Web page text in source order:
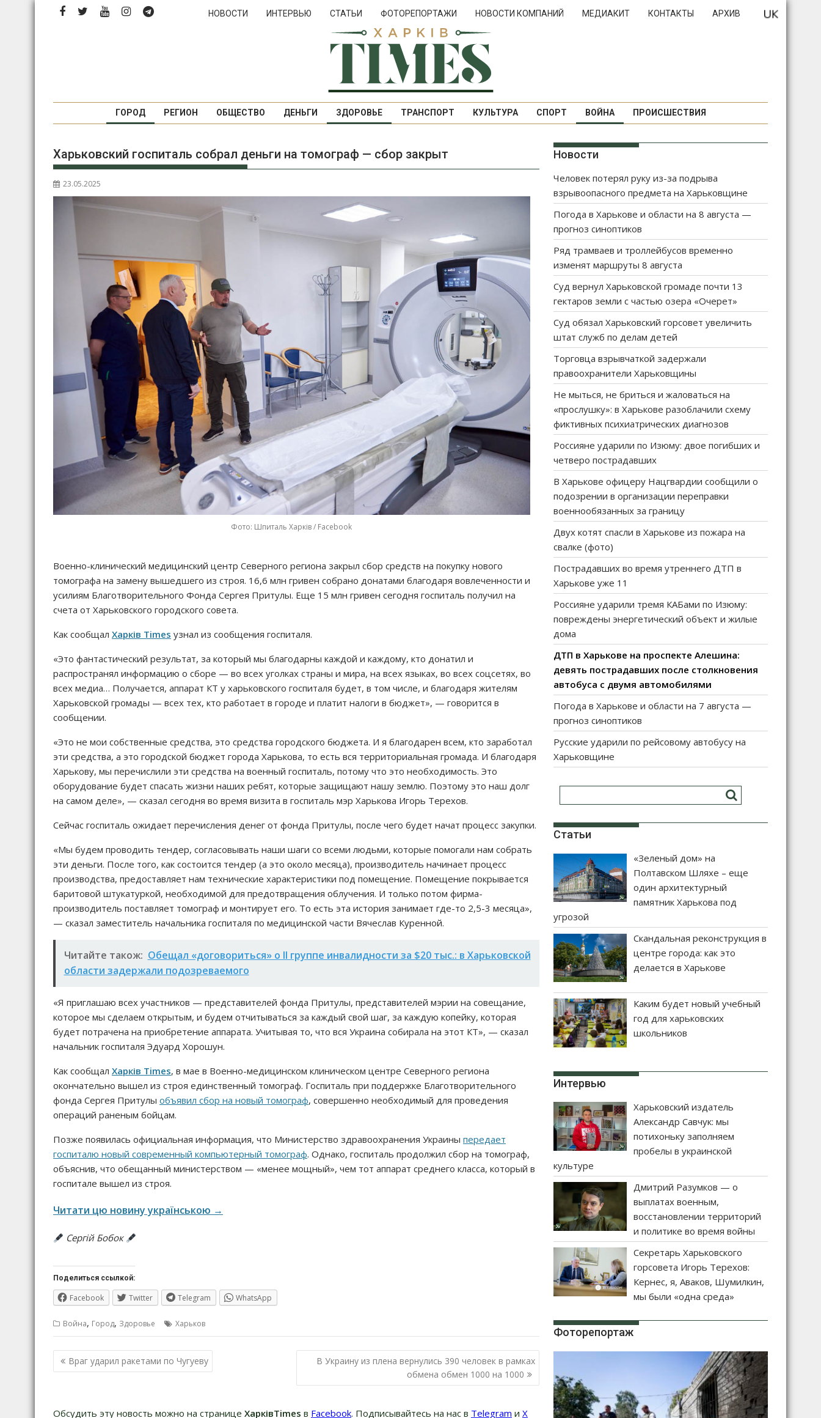
Перейти
НОВОСТИ ИНТЕРВЬЮ СТАТЬИ ФОТОРЕПОРТАЖИ НОВОСТИ КОМПАНИЙ МЕДИАКИТ КОНТАКТЫ АРХИВ
ГОРОД РЕГИОН ОБЩЕСТВО ДЕНЬГИ ЗДОРОВЬЕ ТРАНСПОРТ КУЛЬТУРА СПОРТ ВОЙНА ПРОИСШЕСТВИЯ
Харьковский госпиталь собрал деньги на томограф — сбор закрыт
23.05.2025
Фото: Шпиталь Харків / Facebook
Военно-клинический медицинский центр Северного региона закрыл сбор средств на покупку нового
томографа на замену вышедшего из строя. 16,6 млн гривен собрано донатами благодаря вовлеченности и
усилиям Благотворительного Фонда Сергея Притулы. Еще 15 млн гривен сегодня госпиталь получил на
счета от Харьковского городского совета.
Как сообщал Харків Times узнал из сообщения госпиталя.
«Это фантастический результат, за который мы благодарны каждой и каждому, кто донатил и
распространял информацию о сборе — во всех уголках страны и мира, на всех языках, во всех соцсетях, во
всех медиа… Получается, аппарат КТ у харьковского госпиталя будет, в том числе, и благодаря жителям
Харьковской громады — всех тех, кто работает в городе и платит налоги в бюджет», — говорится в
сообщении.
«Это не мои собственные средства, это средства городского бюджета. И я благодарен всем, кто заработал
эти средства, а это городской бюджет города Харькова, то есть вся территориальная громада. И благодаря
Харькову, мы перечислили эти средства на военный госпиталь, потому что это необходимость. Это
оборудование будет спасать жизни наших ребят, которые защищают нашу землю. Поэтому это наш долг
на самом деле», — сказал сегодня во время визита в госпиталь мэр Харькова Игорь Терехов.
Сейчас госпиталь ожидает перечисления денег от фонда Притулы, после чего будет начат процесс закупки.
«Мы будем проводить тендер, согласовывать наши шаги со всеми людьми, которые помогали нам собрать
эти деньги. После того, как состоится тендер (а это около месяца), производитель начинает процесс
производства, предоставляет нам технические характеристики под помещение. Помещение покрывается
баритовой штукатуркой, необходимой для предотвращения облучения. И только потом фирма-
производитель поставляет томограф и монтирует его. То есть эта история занимает где-то 2,5-3 месяца»,
— сказал заместитель начальника госпиталя по медицинской части Вячеслав Куренной.
Читайте також: Обещал «договориться» о II группе инвалидности за $20 тыс.: в Харьковской
области задержали подозреваемого
«Я приглашаю всех участников — представителей фонда Притулы, представителей мэрии на совещание,
которое мы сделаем открытым, и будем отчитываться за каждый свой шаг, за каждую копейку, которая
будет потрачена на приобретение аппарата. Учитывая то, что вся Украина собирала на этот КТ», — сказал
начальник госпиталя Эдуард Хорошун.
Как сообщал Харків Times, в мае в Военно-медицинском клиническом центре Северного региона
окончательно вышел из строя единственный томограф. Госпиталь при поддержке Благотворительного
фонда Сергея Притулы объявил сбор на новый томограф, совершенно необходимый для проведения
операций раненым бойцам.
Позже появилась официальная информация, что Министерство здравоохранения Украины передает
госпиталю новый современный компьютерный томограф. Однако, госпиталь продолжил сбор на томограф,
объяснив, что обещанный министерством — «менее мощный», чем тот аппарат среднего класса, который в
госпитале вышел из строя.
Читати цю новину українською →
Сергій Бобок
Поделиться ссылкой:
Facebook Twitter Telegram WhatsApp
Война, Город, Здоровье Харьков
Навигация
по
Враг ударил ракетами по Чугуеву
В Украину из плена вернулись 390 человек в рамках
обмена обмен 1000 на 1000
Обсудить эту новость можно на странице ХарківTimes в Facebook. Подписывайтесь на нас в Telegram и Х
Новости
Человек потерял руку из-за подрыва
взрывоопасного предмета на Харьковщине
Погода в Харькове и области на 8 августа —
прогноз синоптиков
Ряд трамваев и троллейбусов временно
изменят маршруты 8 августа
Суд вернул Харьковской громаде почти 13
гектаров земли с частью озера «Очерет»
Суд обязал Харьковский горсовет увеличить
штат служб по делам детей
Торговца взрывчаткой задержали
правоохранители Харьковщины
Не мыться, не бриться и жаловаться на
«прослушку»: в Харькове разоблачили схему
фиктивных психиатрических диагнозов
Россияне ударили по Изюму: двое погибших и
четверо пострадавших
В Харькове офицеру Нацгвардии сообщили о
подозрении в организации переправки
военнообязанных за границу
Двух котят спасли в Харькове из пожара на
свалке (фото)
Пострадавших во время утреннего ДТП в
Харькове уже 11
Россияне ударили тремя КАБами по Изюму:
повреждены энергетический объект и жилые
дома
ДТП в Харькове на проспекте Алешина:
девять пострадавших после столкновения
автобуса с двумя автомобилями
Погода в Харькове и области на 7 августа —
прогноз синоптиков
Русские ударили по рейсовому автобусу на
Харьковщине
Статьи
«Зеленый дом» на
Полтавском Шляхе – еще
один архитектурный
памятник Харькова под
угрозой
Скандальная реконструкция в
центре города: как это
делается в Харькове
Каким будет новый учебный
год для харьковских
школьников
Интервью
Харьковский издатель
Александр Савчук: мы
потихоньку заполняем
пробелы в украинской
культуре
Дмитрий Разумков — о
выплатах военным,
восстановлении территорий
и политике во время войны
Секретарь Харьковского
горсовета Игорь Терехов:
Кернес, я, Аваков, Шумилкин,
мы были «одна среда»
Фоторепортаж